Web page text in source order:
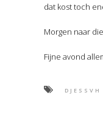
dat kost toch
Morgen naar
Fijne avond
DJESSVH